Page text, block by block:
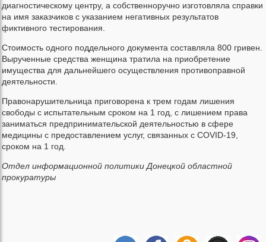
диагностическому центру, а собственноручно изготовляла справки
на имя заказчиков с указанием негативных результатов
фиктивного тестирования.
Стоимость одного поддельного документа составляла 800 гривен.
Вырученные средства женщина тратила на приобретение
имущества для дальнейшего осуществления противоправной
деятельности.
Правонарушительница приговорена к трем годам лишения
свободы с испытательным сроком на 1 год, с лишением права
заниматься предпринимательской деятельностью в сфере
медицины с предоставлением услуг, связанных с COVID-19,
сроком на 1 год.
Отдел информационной политики Донецкой областной
прокуратуры